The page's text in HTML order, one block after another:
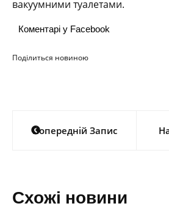
вакуумними туалетами.
Коментарі у Facebook
Поділиться новиною
Навігація
записів
Попередній Запис
Схожі новини